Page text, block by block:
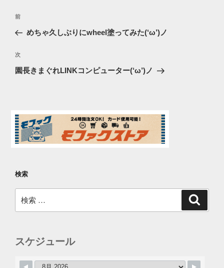
投
ナ
ビ
ゲ
ン
過
去
投
稿
前
めちゃ久しぶりにwheel塗ってみた(‘ω’)ノ
次
の
次
園長きまぐれLINKコンピューター(‘ω’)ノ
検索
索:
スケジュール